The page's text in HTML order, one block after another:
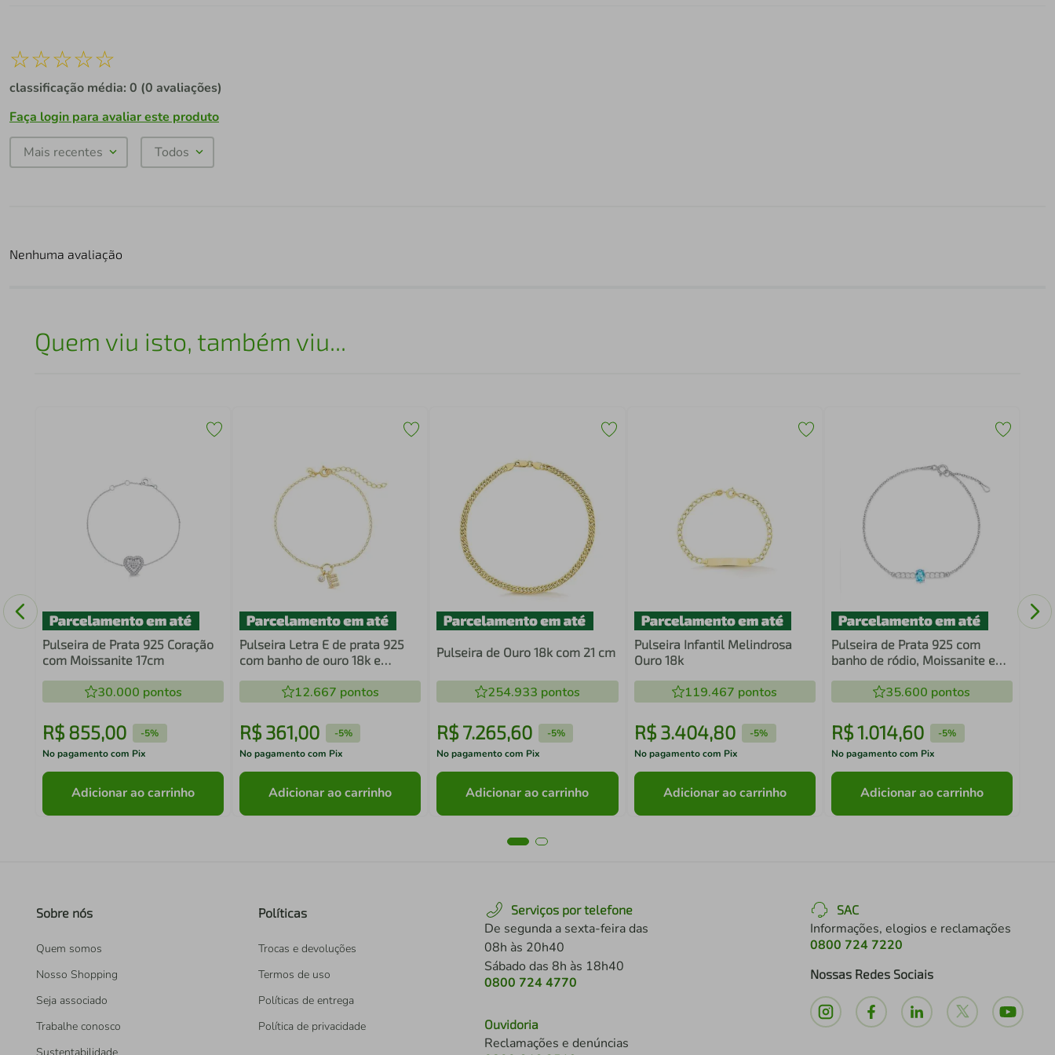
☆☆☆☆☆
classificação média: 0 (0 avaliações)
Faça login para avaliar este produto
Mais recentes Todos
Nenhuma avaliação
Quem viu isto, também viu...
Pulseira de Prata 925 Coração
com Moissanite 17cm
30.000 pontos
R$ 855,00 -5%
No pagamento com Pix
Adicionar ao carrinho
Pulseira Letra E de prata 925
com banho de ouro 18k e
12.667 pontos
R$ 361,00 -5%
No pagamento com Pix
Adicionar ao carrinho
Pulseira de Ouro 18k com 21 cm
254.933 pontos
R$7.265,60 -5%
No pagamento com Pix
Adicionar ao carrinho
Pulseira Infantil Melindrosa
Ouro 18k
119.467 pontos
R$ 3.404,80 -5%
No pagamento com Pix
Adicionar ao carrinho
Pulseira de Prata 925 com
banho de ródio, Moissanite e
35.600 pontos
R$1.014,60 -5%
No pagamento com Pix
Adicionar ao carrinho
Sobre nós
Quem somos
Nosso Shopping
Seja associado
Trabalhe conosco
Políticas
Trocas e devoluções
Termos de uso
Políticas de entrega
Política de privacidade
Serviços por telefone
De segunda a sexta-feira das
08h às 20h40
Sábado das 8h às 18h40
0800 724 4770
Ouvidoria
Reclamações e denúncias
SAC
Informações, elogios e reclamações
0800 724 7220
Nossas Redes Sociais